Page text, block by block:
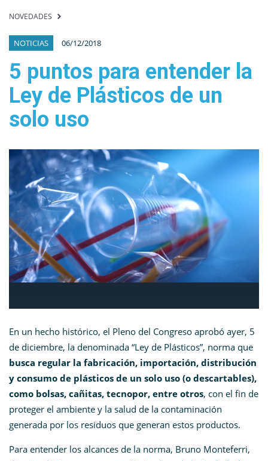
NOVEDADES
NOTICIAS 06/12/2018
5 puntos para entender la
Ley de Plásticos de un
solo uso
En un hecho histórico, el Pleno del Congreso aprobó ayer, 5
de diciembre, la denominada “Ley de Plásticos”, norma que
busca regular la fabricación, importación, distribución
y consumo de plásticos de un solo uso (o descartables),
como bolsas, cañitas, tecnopor, entre otros, con el fin de
proteger el ambiente y la salud de la contaminación
generada por los residuos que generan estos productos.
Para entender los alcances de la norma, Bruno Monteferri,